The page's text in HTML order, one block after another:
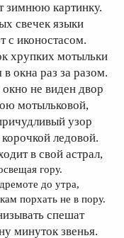
зимнюю картинку.
свечек языки
с иконостасом.
хрупких мотыльки
в окна раз за разом.
окно не виден двор
мотыльковой,
узор
ледовой.
в свой астрал,
гору.
до утра,
порхать не в пору.
спешат
минуток звенья.